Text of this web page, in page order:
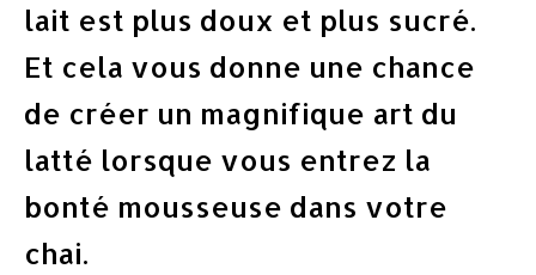
lait est plus doux et plus sucré.
Et cela vous donne une chance
de créer un magnifique art du
latté lorsque vous entrez la
bonté mousseuse dans votre
chai.